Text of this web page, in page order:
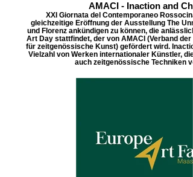
AMACI - Inaction and
XXI Giornata del Contemporaneo
gleichzeitige Eröffnung der Ausstellung The
und Florenz ankündigen zu können, die
Art Day stattfindet, der von AMACI (Verband
für zeitgenössische Kunst) gefördert wird.
Vielzahl von Werken internationaler Künstler,
auch zeitgenössische Techniken